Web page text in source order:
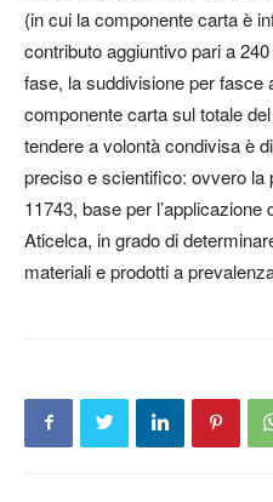
(in cui la componente carta è
contributo aggiuntivo pari a
fase, la suddivisione per fasce
componente carta sul totale
tendere a volontà condivisa è
preciso e scientifico: ovvero la
11743, base per
Aticelca, in grado di
materiali e prodotti a